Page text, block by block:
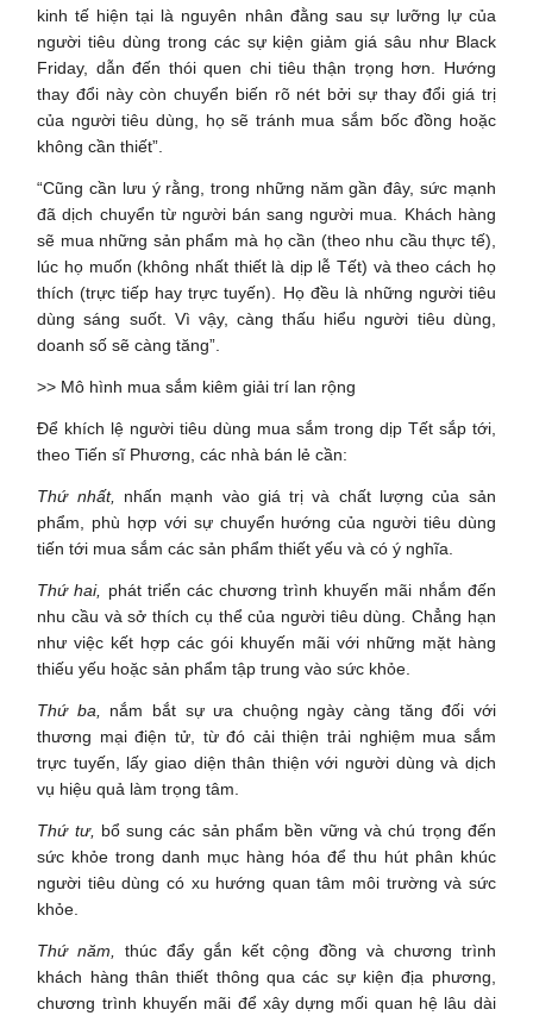
kinh tế hiện tại là nguyên nhân đằng sau sự lưỡng lự của
người tiêu dùng trong các sự kiện giảm giá sâu như Black
Friday, dẫn đến thói quen chi tiêu thận trọng hơn. Hướng
thay đổi này còn chuyển biến rõ nét bởi sự thay đổi giá trị
của người tiêu dùng, họ sẽ tránh mua sắm bốc đồng hoặc
không cần thiết”.
“Cũng cần lưu ý rằng, trong những năm gần đây, sức mạnh
đã dịch chuyển từ người bán sang người mua. Khách hàng
sẽ mua những sản phẩm mà họ cần (theo nhu cầu thực tế),
lúc họ muốn (không nhất thiết là dịp lễ Tết) và theo cách họ
thích (trực tiếp hay trực tuyến). Họ đều là những người tiêu
dùng sáng suốt. Vì vậy, càng thấu hiểu người tiêu dùng,
doanh số sẽ càng tăng”.
>> Mô hình mua sắm kiêm giải trí lan rộng
Để khích lệ người tiêu dùng mua sắm trong dịp Tết sắp tới,
theo Tiến sĩ Phương, các nhà bán lẻ cần:
Thứ nhất,
nhấn mạnh vào giá trị và chất lượng của sản
phẩm, phù hợp với sự chuyển hướng của người tiêu dùng
tiến tới mua sắm các sản phẩm thiết yếu và có ý nghĩa.
Thứ hai,
phát triển các chương trình khuyến mãi nhắm đến
nhu cầu và sở thích cụ thể của người tiêu dùng. Chẳng hạn
như việc kết hợp các gói khuyến mãi với những mặt hàng
thiếu yếu hoặc sản phẩm tập trung vào sức khỏe.
Thứ ba,
nắm bắt sự ưa chuộng ngày càng tăng đối với
thương mại điện tử, từ đó cải thiện trải nghiệm mua sắm
trực tuyến, lấy giao diện thân thiện với người dùng và dịch
vụ hiệu quả làm trọng tâm.
Thứ tư, bổ sung các sản phẩm bền vững và chú trọng đến
sức khỏe trong danh mục hàng hóa để thu hút phân khúc
người tiêu dùng có xu hướng quan tâm môi trường và sức
khỏe.
Thứ năm,
thúc đẩy gắn kết cộng đồng và chương trình
khách hàng thân thiết thông qua các sự kiện địa phương,
chương trình khuyến mãi để xây dựng mối quan hệ lâu dài